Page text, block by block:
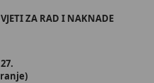
ZA RAD I NAKNADE